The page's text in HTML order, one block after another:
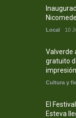
Local 10
Valverde
gratuito
Cultura y
El
Esteva